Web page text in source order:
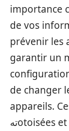
importance
de vos
prévenir les
garantir un
de changer
appareils.
تهotoisées et peuvent faciliter les attaques